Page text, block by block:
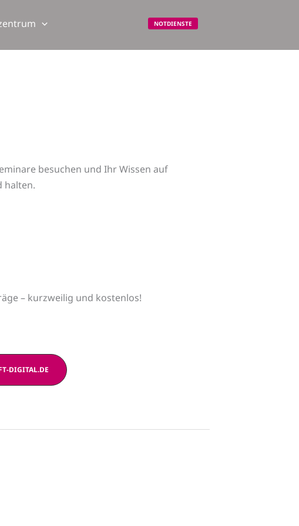
NOTDIENSTE
besuchen und Ihr Wissen auf
halten.
– kurzweilig und kostenlos!
DIGITAL.DE